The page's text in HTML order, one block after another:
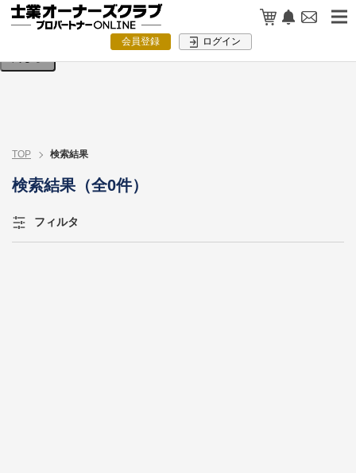
会員登録 ログイン
検索条件を入力してください。
TOP 検索結果
検索結果（全0件）
フィルタ